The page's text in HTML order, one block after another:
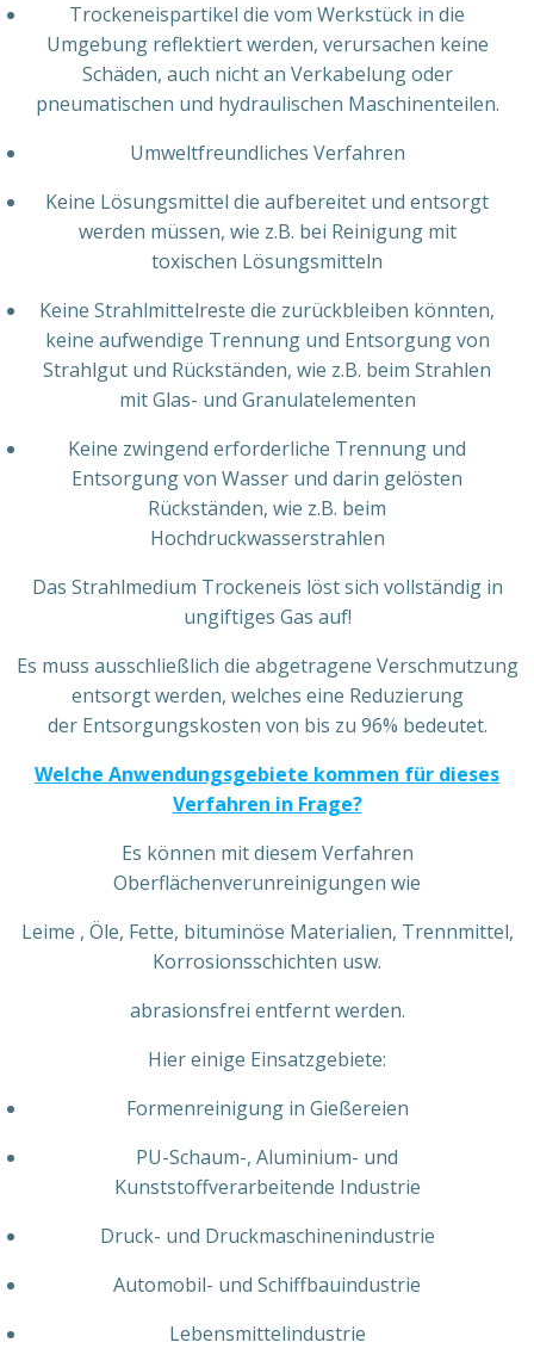
Trockeneispartikel die vom Werkstück in die
Umgebung reflektiert werden, verursachen keine
Schäden, auch nicht an Verkabelung oder
pneumatischen und hydraulischen Maschinenteilen.
Umweltfreundliches Verfahren
Keine Lösungsmittel die aufbereitet und entsorgt
werden müssen, wie z.B. bei Reinigung mit
toxischen Lösungsmitteln
Keine Strahlmittelreste die zurückbleiben könnten,
keine aufwendige Trennung und Entsorgung von
Strahlgut und Rückständen, wie z.B. beim Strahlen
mit Glas- und Granulatelementen
Keine zwingend erforderliche Trennung und
Entsorgung von Wasser und darin gelösten
Rückständen, wie z.B. beim
Hochdruckwasserstrahlen
Das Strahlmedium Trockeneis löst sich vollständig in
ungiftiges Gas auf!
Es muss ausschließlich die abgetragene Verschmutzung
entsorgt werden, welches eine Reduzierung
der Entsorgungskosten von bis zu 96% bedeutet.
Welche Anwendungsgebiete kommen für dieses
Verfahren in Frage?
Es können mit diesem Verfahren
Oberflächenverunreinigungen wie
Leime , Öle, Fette, bituminöse Materialien, Trennmittel,
Korrosionsschichten usw.
abrasionsfrei entfernt werden.
Hier einige Einsatzgebiete:
Formenreinigung in Gießereien
PU-Schaum-, Aluminium- und
Kunststoffverarbeitende Industrie
Druck- und Druckmaschinenindustrie
Automobil- und Schiffbauindustrie
Lebensmittelindustrie